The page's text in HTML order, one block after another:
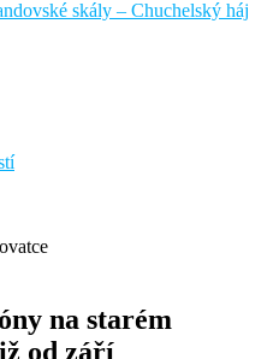
skály – Chuchelský háj
na starém
od září